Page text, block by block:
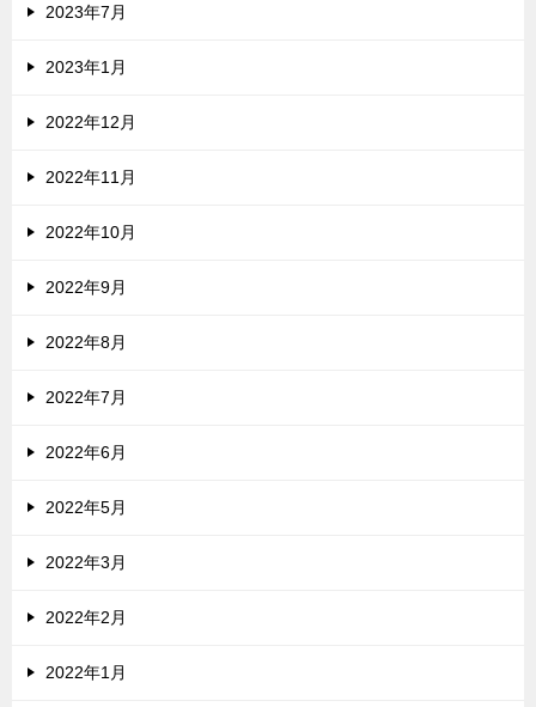
2023年7月
2023年1月
2022年12月
2022年11月
2022年10月
2022年9月
2022年8月
2022年7月
2022年6月
2022年5月
2022年3月
2022年2月
2022年1月